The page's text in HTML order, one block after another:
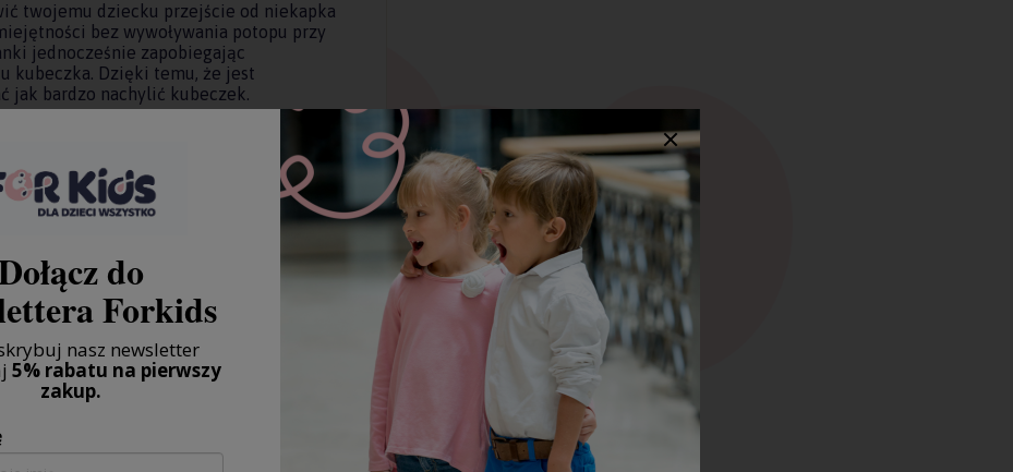
twojemu dziecku przejście od niekapka
bez wywoływania potopu przy
jednocześnie zapobiegając
kubeczka. Dzięki temu, że jest
jak bardzo nachylić kubeczek.
z kubka "jak dorosły"
swobodny przepływ i dziecko pije jak ze
przechyli
płyn w kubku i uczy się oceniać jak
napić
dziecku jego trzymanie
b.box
do
Forkids
nasz newsletter
5% rabatu na pierwszy
zakup.